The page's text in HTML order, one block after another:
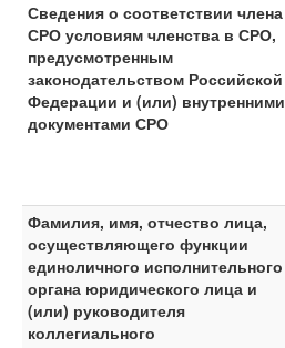
Сведения о соответствии члена
СРО условиям членства в СРО,
предусмотренным
законодательством Российской
Федерации и (или) внутренними
документами СРО
Фамилия, имя, отчество лица,
осуществляющего функции
единоличного исполнительного
органа юридического лица и
(или) руководителя
коллегиального